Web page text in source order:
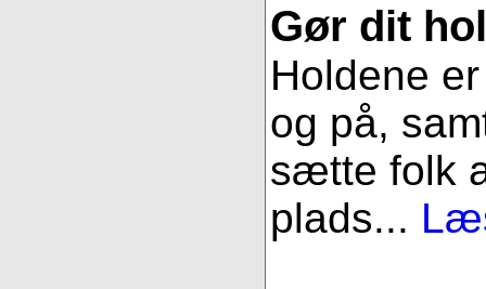
Gør dit
Holdene
og på,
sætte folk
plads...